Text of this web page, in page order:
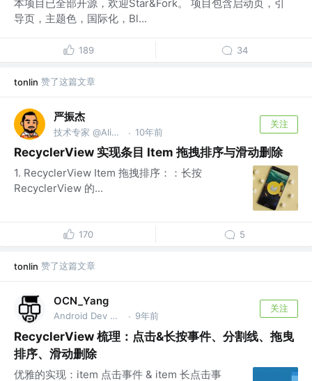
本项目已全部开源，欢迎Star&Fork。 项目包含启动页，引
导页，主题色，国际化，Bl...
189 34
tonlin 赞了这篇文章
严振杰
技术专家 @Alibaba · 10年前
关注
RecyclerView 实现条目 Item 拖拽排序与滑动删除
1. RecyclerView Item 拖拽排序：：长按
RecyclerView 的...
170 5
tonlin 赞了这篇文章
OCN_Yang
Android Dev @杭州 · 9年前
关注
RecyclerView 梳理：点击&长按事件、分割线、拖曳
排序、滑动删除
优雅的实现：item 点击事件 & item 长点击事